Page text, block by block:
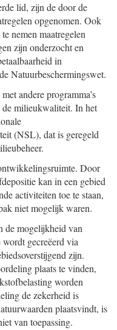
lid, zijn de door de
opgenomen. Ook
nemen maatregelen
zijn onderzocht en
in
Natuurbeschermingswet.
andere programma’s
milieukwaliteit. In het
(NSL), dat is geregeld
Door
kan in een gebied
activiteiten toe te staan,
niet mogelijk waren.
de mogelijkheid van
gecreëerd via
zijn.
plaats te vinden,
worden
de zekerheid is
plaatsvindt, is
van toepassing.